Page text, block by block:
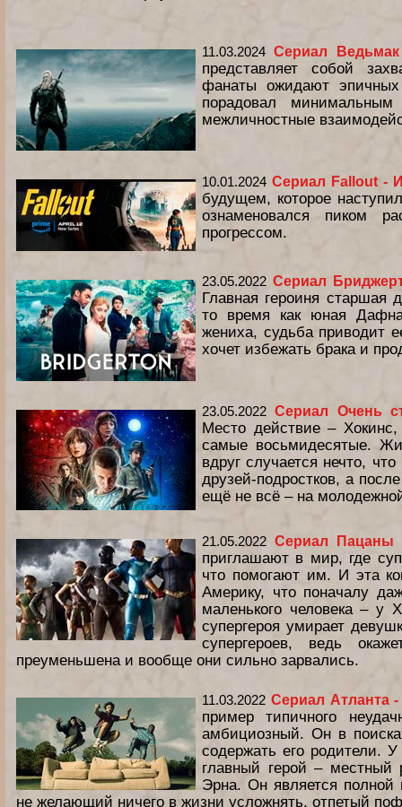
11.03.2024Сериал
представляет собой
фанаты ожидают
порадовал
межличностные
10.01.2024Сериал Fallout -
будущем, которое
ознаменовался пиком
прогрессом.
23.05.2022 Сериал
Главная героиня
то время как юная
жениха, судьба приводит
хочет избежать брака и
23.05.2022Сериал Очень
Место действие –
самые восьмидесятые.
вдруг случается нечто,
друзей-подростков, а
ещё не всё – на
21.05.2022Сериал Пацаны
приглашают в мир, где
что помогают им. И эта
Америку, что поначалу
маленького человека – у
супергероя умирает
супергероев, ведь
преуменьшена и вообще они сильно зарвались.
11.03.2022 Сериал Атланта
пример типичного
амбициозный. Он в
содержать его родители.
главный герой – местный
Эрна. Он является полной
не желающий ничего в жизни усложнять, отпетый